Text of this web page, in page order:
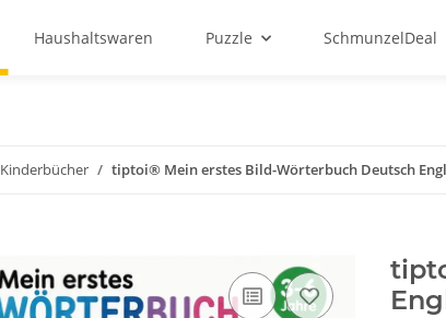
Haushaltswaren Puzzle SchmunzelDeal
Kinderbücher tiptoi® Mein erstes Bild-Wörterbuch Deutsch